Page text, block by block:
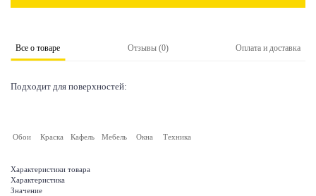
Все о товаре Отзывы (0) Оплата и доставка
Подходит для поверхностей:
Обои Краска Кафель Мебель Окна Техника
Характеристики товара
Характеристика
Значение